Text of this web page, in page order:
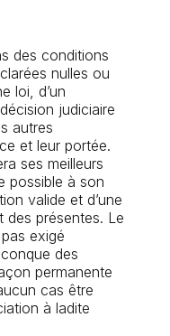
des conditions
nulles ou
loi, d’un
judiciaire
autres
et leur portée.
ses meilleurs
possible à son
valide et d’une
des présentes. Le
exigé
des
permanente
cas être
à ladite